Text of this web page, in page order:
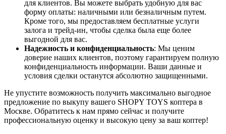
для клиентов. Вы можете выбрать удобную для вас
форму оплаты: наличными или безналичным путем.
Кроме того, мы предоставляем бесплатные услуги
залога и трейд-ин, чтобы сделка была еще более
выгодной для вас.
Надежность и конфиденциальность: Мы ценим
доверие наших клиентов, поэтому гарантируем полную
конфиденциальность информации. Ваши данные и
условия сделки останутся абсолютно защищенными.
Не упустите возможность получить максимально выгодное
предложение по выкупу вашего SHOPY TOYS коптера в
Москве. Обратитесь к нам прямо сейчас и получите
профессиональную оценку и высокую цену за ваш коптер!